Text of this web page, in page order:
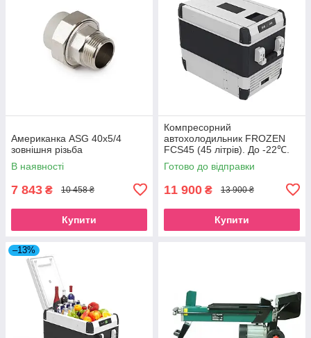
Американка ASG 40x5/4
зовнішня різьба
В наявності
7 843 ₴ 10 458 ₴
Купити
Компресорний
автохолодильник FROZEN
FCS45 (45 літрів). До -22℃.
Живлення 12, 24, 220 вольт
Готово до відправки
11 900 ₴ 13 900 ₴
Купити
–13%